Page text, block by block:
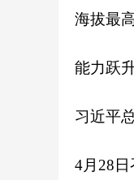
海拔最
能力跃
习近平
4月28